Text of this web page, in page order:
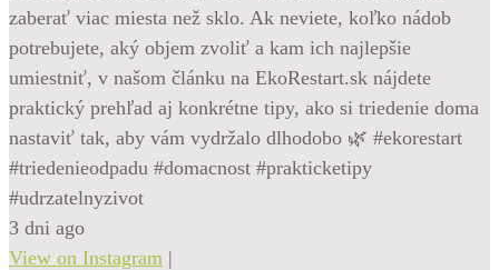
zaberať viac miesta než sklo. Ak neviete, koľko nádob
potrebujete, aký objem zvoliť a kam ich najlepšie
umiestniť, v našom článku na EkoRestart.sk nájdete
praktický prehľad aj konkrétne tipy, ako si triedenie doma
nastaviť tak, aby vám vydržalo dlhodobo 🌿 #ekorestart
#triedenieodpadu #domacnost #prakticketipy
#udrzatelnyzivot
3 dni ago
View on Instagram |